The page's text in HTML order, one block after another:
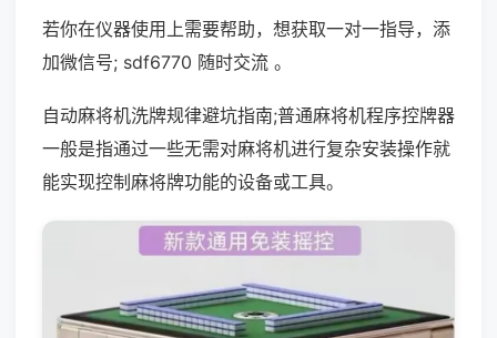
若你在仪器使用上需要帮助，想获取一对一指导，添
加微信号; sdf6770 随时交流 。
自动麻将机洗牌规律避坑指南;普通麻将机程序控牌器
一般是指通过一些无需对麻将机进行复杂安装操作就
能实现控制麻将牌功能的设备或工具。